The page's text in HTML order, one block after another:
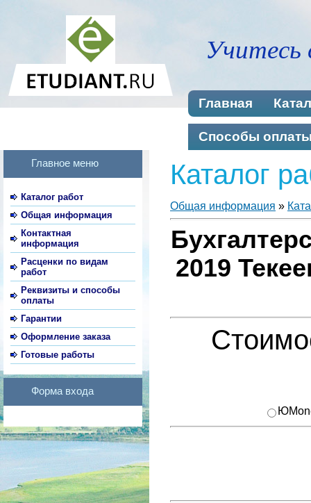
Учитесь
Главная
Способы
Главное меню
Каталог работ
Общая информация
Контактная
информация
Расценки по видам
работ
Реквизиты и способы
оплаты
Гарантии
Оформление заказа
Готовые работы
Форма входа
Каталог
Общая информация »
2019